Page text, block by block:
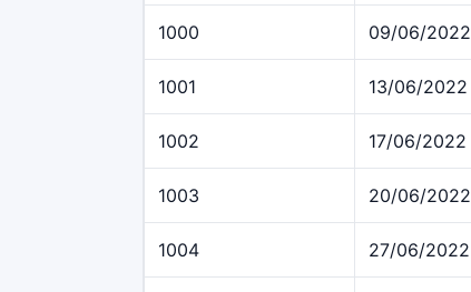
1000 09/06/2022
1001 13/06/2022
1002 17/06/2022
1003 20/06/2022
1004 27/06/2022